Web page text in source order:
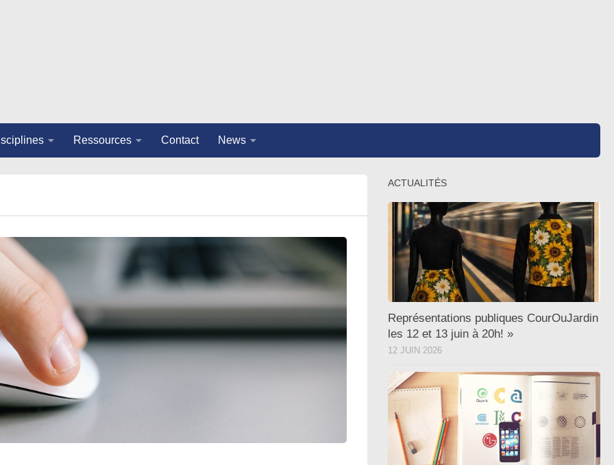
Ressources Contact News
ACTUALITÉS
Représentations publiques CourOuJardin
les 12 et 13 juin à 20h! »
12 JUIN 2026